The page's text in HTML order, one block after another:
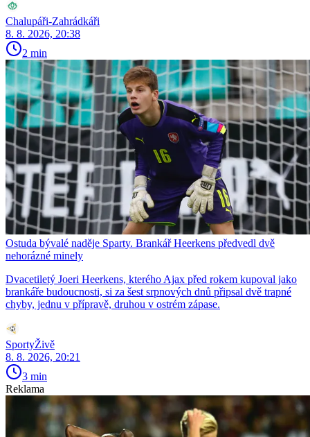
Chalupáři-Zahrádkáři
8. 8. 2026, 20:38
2 min
Ostuda bývalé naděje Sparty. Brankář Heerkens předvedl dvě
nehorázné minely
Dvacetiletý Joeri Heerkens, kterého Ajax před rokem kupoval jako
brankáře budoucnosti, si za šest srpnových dnů připsal dvě trapné
chyby, jednu v přípravě, druhou v ostrém zápase.
SportyŽivě
8. 8. 2026, 20:21
3 min
Reklama